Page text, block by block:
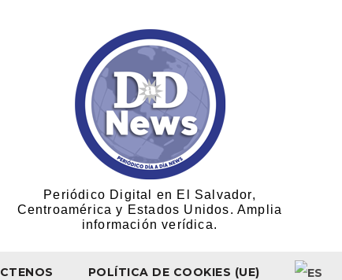
Periódico Digital en El Salvador,
Centroamérica y Estados Unidos. Amplia
información verídica.
POLÍTICA DE COOKIES (UE)